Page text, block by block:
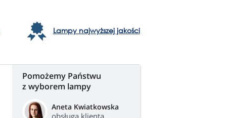
Lampy najwyższej jakości
Pomożemy Państwu
z wyborem lampy
Aneta Kwiatkowska